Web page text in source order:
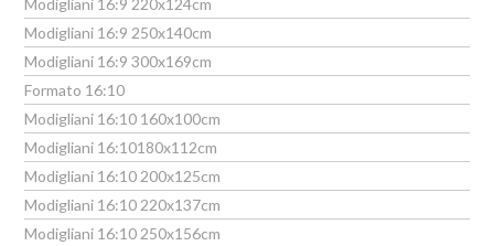
Modigliani 16:9 220x124cm
Modigliani 16:9 250x140cm
Modigliani 16:9 300x169cm
Formato 16:10
Modigliani 16:10 160x100cm
Modigliani 16:10180x112cm
Modigliani 16:10 200x125cm
Modigliani 16:10 220x137cm
Modigliani 16:10 250x156cm